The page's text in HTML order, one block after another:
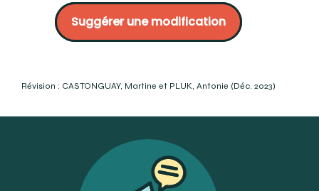
https://dranniemiron.com/la-retention/
Dre Isabelle Baillargeon | Orthodontiste :
https://drebaillargeon.com/conseil/entretien-de-la-
types-bonded-hawley-and-clear-retainers/
https://www.toowoombaorthodontists.com.au/treatments/
Suggérer une modification
Révision : CASTONGUAY, Martine et PLUK, Antonie (Déc. 2023)